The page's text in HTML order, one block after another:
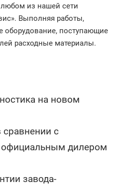
любом из нашей сети
Выполняя работы,
оборудование, поступающие
расходные материалы.
на новом
сравнении с
дилером
завода-